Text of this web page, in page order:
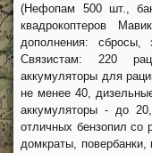
(Нефопам 500 шт.,
квадрокоптеров
дополнения: сбросы,
Связистам: 220
аккумуляторы для
не менее 40,
аккумуляторы - до
отличных бензопил со
домкраты, повербанки,